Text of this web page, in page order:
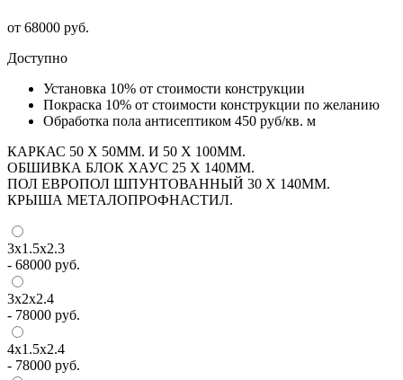
от 68000 руб.
Доступно
Установка 10% от стоимости конструкции
Покраска 10% от стоимости конструкции по желанию
Обработка пола антисептиком 450 руб/кв. м
КАРКАС 50 Х 50ММ. И 50 Х 100ММ.
ОБШИВКА БЛОК ХАУС 25 Х 140ММ.
ПОЛ ЕВРОПОЛ ШПУНТОВАННЫЙ 30 Х 140ММ.
КРЫША МЕТАЛОПРОФНАСТИЛ.
3х1.5х2.3
- 68000 руб.
3х2х2.4
- 78000 руб.
4х1.5х2.4
- 78000 руб.